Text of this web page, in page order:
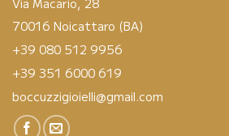
70016 Noicattaro (BA)
+39 080 512 9956
+39 351 6000 619
boccuzzigioielli@gmail.com